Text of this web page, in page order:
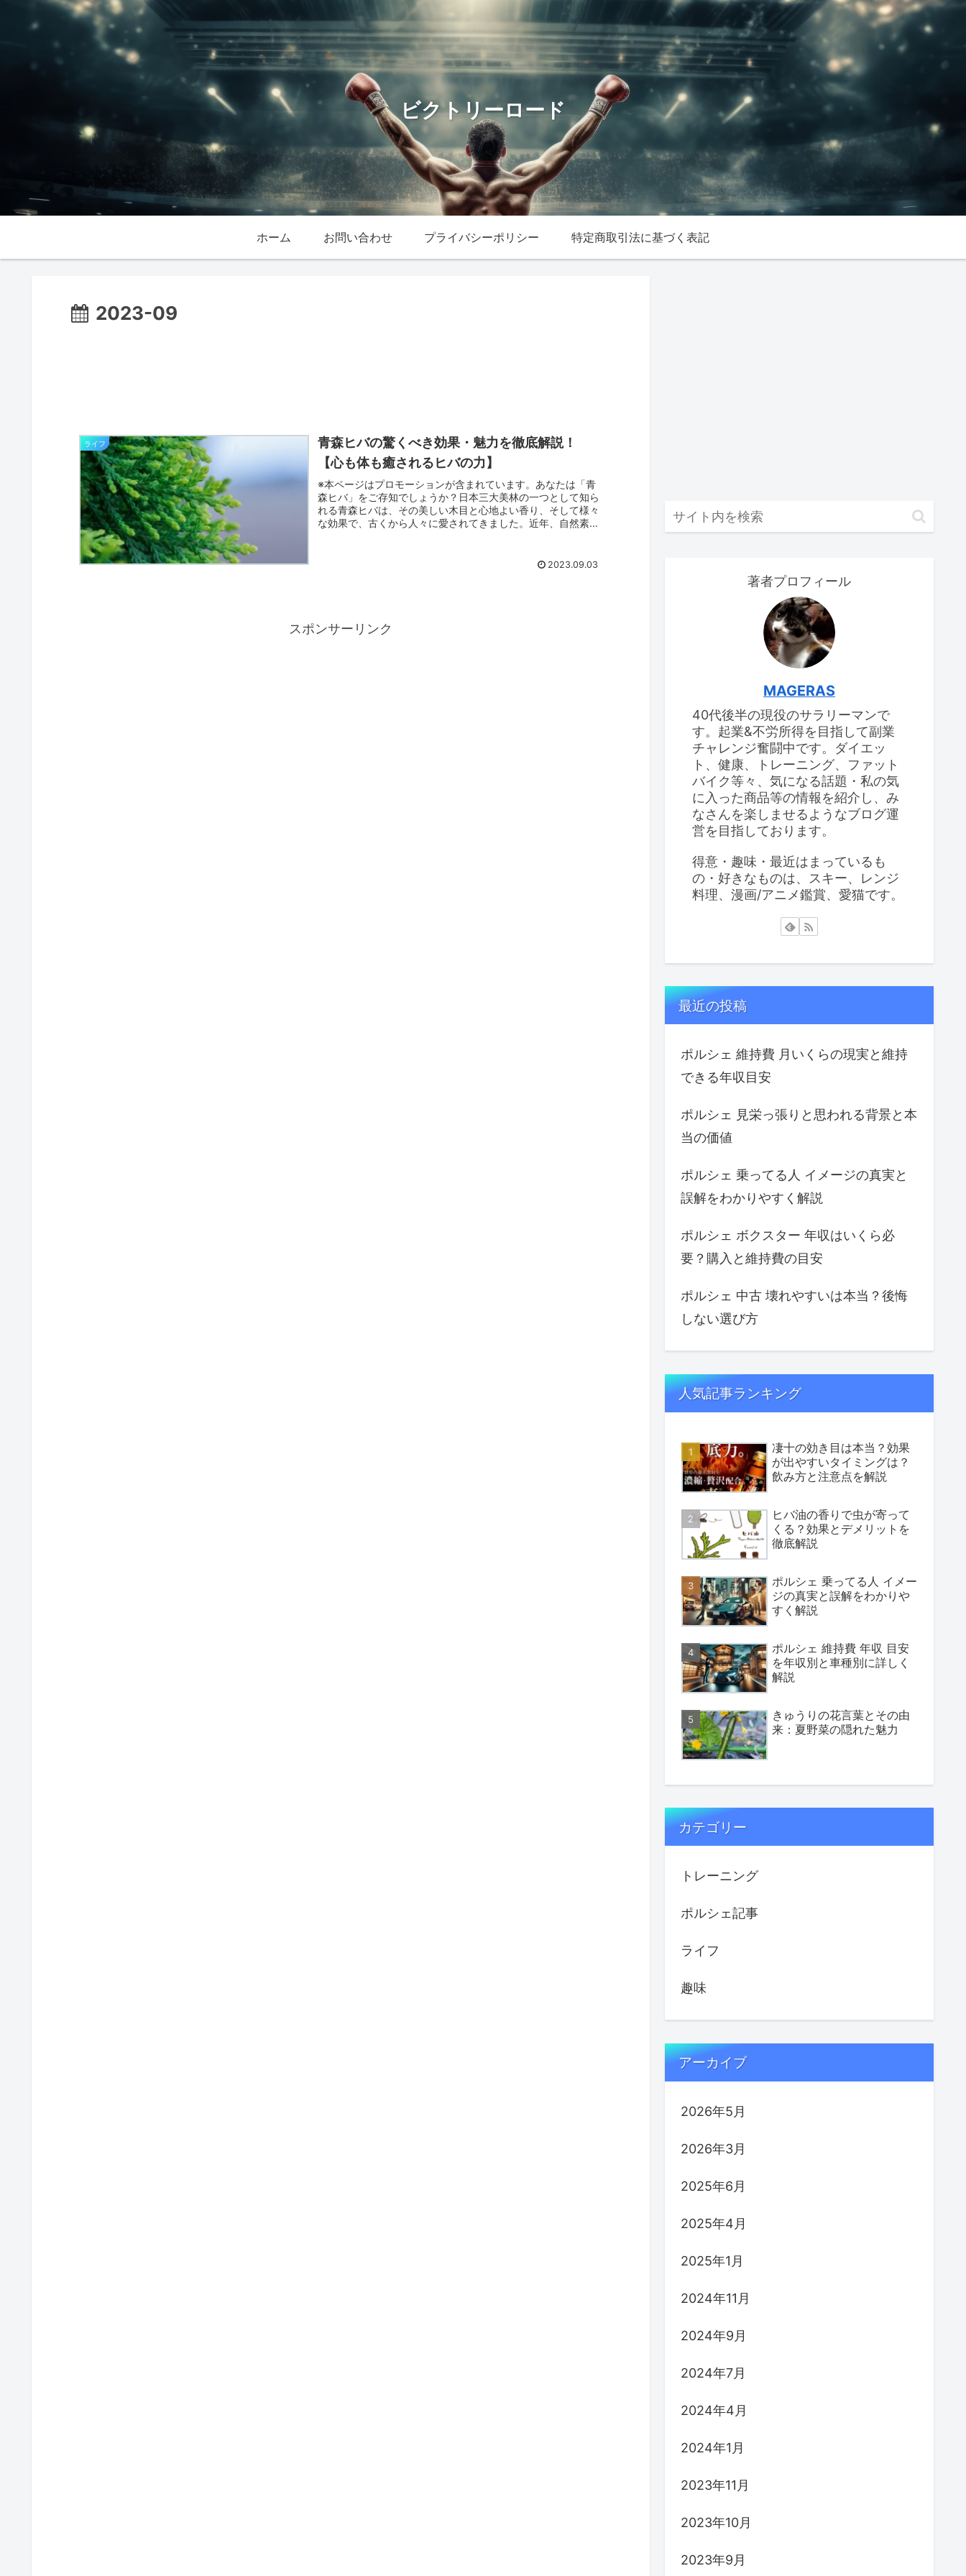
ビクトリーロード
ホーム お問い合わせ プライバシーポリシー 特定商取引法に基づく表記
2023-09
ライフ
青森ヒバの驚くべき効果・魅力を徹底解説！
【心も体も癒されるヒバの力】
※本ページはプロモーションが含まれています。あなたは「青
森ヒバ」をご存知でしょうか？日本三大美林の一つとして知ら
れる青森ヒバは、その美しい木目と心地よい香り、そして様々
な効果で、古くから人々に愛されてきました。近年、自然素材
2023.09.03
スポンサーリンク
著者プロフィール
MAGERAS
40代後半の現役のサラリーマンで
す。起業&不労所得を目指して副業
チャレンジ奮闘中です。ダイエッ
ト、健康、トレーニング、ファット
バイク等々、気になる話題・私の気
に入った商品等の情報を紹介し、み
なさんを楽しませるようなブログ運
営を目指しております。
得意・趣味・最近はまっているも
の・好きなものは、スキー、レンジ
料理、漫画/アニメ鑑賞、愛猫です。
最近の投稿
ポルシェ 維持費 月いくらの現実と維持
できる年収目安
ポルシェ 見栄っ張りと思われる背景と本
当の価値
ポルシェ 乗ってる人 イメージの真実と
誤解をわかりやすく解説
ポルシェ ボクスター 年収はいくら必
要？購入と維持費の目安
ポルシェ 中古 壊れやすいは本当？後悔
しない選び方
人気記事ランキング
凄十の効き目は本当？効果
が出やすいタイミングは？
飲み方と注意点を解説
ヒバ油の香りで虫が寄って
くる？効果とデメリットを
徹底解説
ポルシェ 乗ってる人 イメー
ジの真実と誤解をわかりや
すく解説
ポルシェ 維持費 年収 目安
を年収別と車種別に詳しく
解説
きゅうりの花言葉とその由
来：夏野菜の隠れた魅力
カテゴリー
トレーニング
ポルシェ記事
ライフ
趣味
アーカイブ
2026年5月
2026年3月
2025年6月
2025年4月
2025年1月
2024年11月
2024年9月
2024年7月
2024年4月
2024年1月
2023年11月
2023年10月
2023年9月